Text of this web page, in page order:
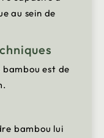
au sein de
est de
bambou lui